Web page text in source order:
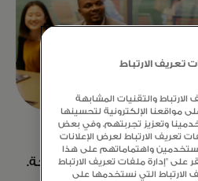
عمل فريد وملائم لكل شركة.
تعريف الارتباط
والتقنيات المشابهة
مواقعنا الإلكترونية لتحسينها
وتعزيز تجربتهم. وفي بعض
تعريف الارتباط لعرض الإعلانات
واهتماماتهم على هذا
على "إدارة ملفات تعريف الارتباط
الارتباط التي نستخدمها على